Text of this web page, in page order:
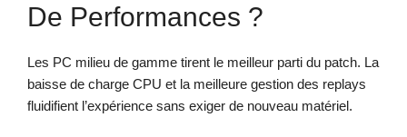
De Performances ?
Les PC milieu de gamme tirent le meilleur parti du patch. La
baisse de charge CPU et la meilleure gestion des replays
fluidifient l’expérience sans exiger de nouveau matériel.